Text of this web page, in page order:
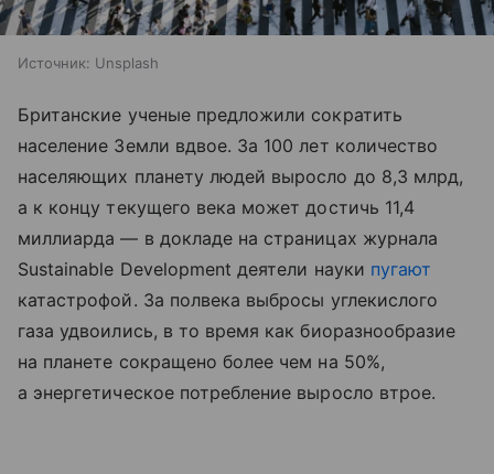
Источник: Unsplash
Британские ученые предложили сократить
население Земли вдвое. За 100 лет количество
населяющих планету людей выросло до 8,3 млрд,
а к концу текущего века может достичь 11,4
миллиарда — в докладе на страницах журнала
Sustainable Development деятели науки пугают
катастрофой. За полвека выбросы углекислого
газа удвоились, в то время как биоразнообразие
на планете сокращено более чем на 50%,
а энергетическое потребление выросло втрое.